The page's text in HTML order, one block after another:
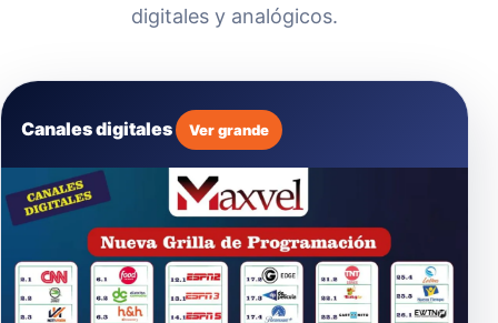
digitales y analógicos.
Canales digitales Ver grande